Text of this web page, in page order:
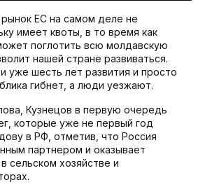
ЕС на самом деле не
имеет квоты, в то время как
поглотить всю молдавскую
нашей стране развиваться.
уже шесть лет развития и просто
гибнет, а люди уезжают.
Кузнецов в первую очередь
которые уже не первый год
в РФ, отметив, что Россия
партнером и оказывает
сельском хозяйстве и